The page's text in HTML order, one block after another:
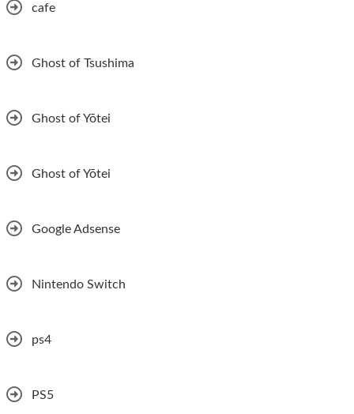
cafe
Ghost of Tsushima
Ghost of Yōtei
Ghost of Yōtei
Google Adsense
Nintendo Switch
ps4
PS5